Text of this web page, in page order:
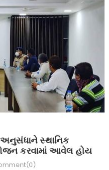
સ્થાનિક
કરવામાં આવેલ હોય